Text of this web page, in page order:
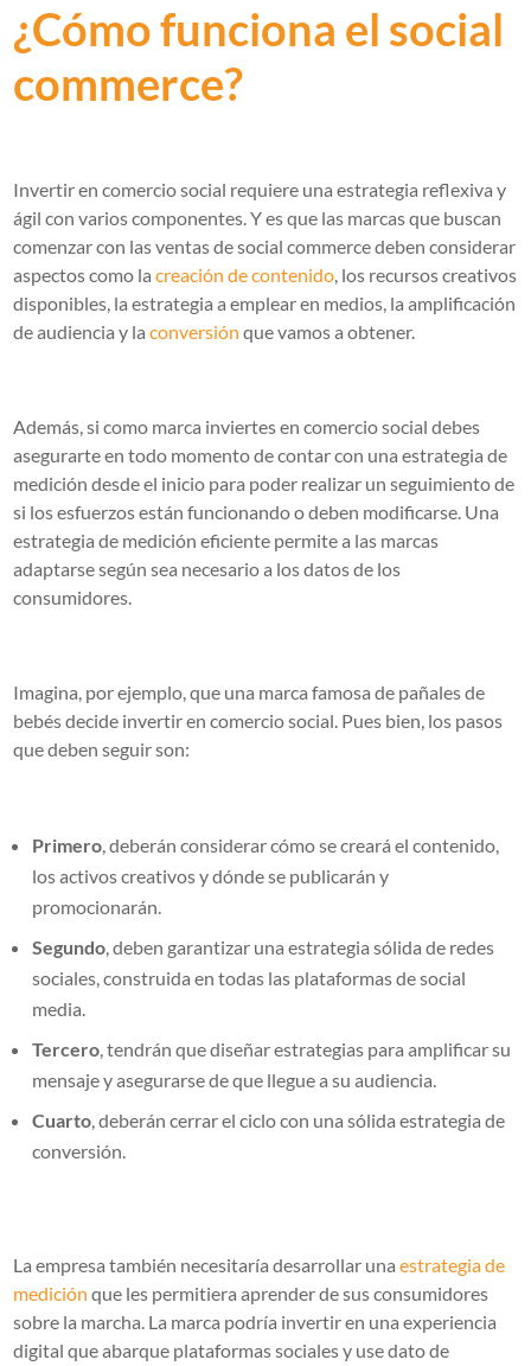
¿Cómo funciona el social
commerce?
Invertir en comercio social requiere una estrategia reflexiva y
ágil con varios componentes. Y es que las marcas que buscan
comenzar con las ventas de social commerce deben considerar
aspectos como lacreación de contenido, los recursos creativos
disponibles, la estrategia a emplear en medios, la amplificación
de audiencia y laconversiónque vamos a obtener.
Además, si como marca inviertes en comercio social debes
asegurarte en todo momento de contar con una estrategia de
medición desde el inicio para poder realizar un seguimiento de
si los esfuerzos están funcionando o deben modificarse. Una
estrategia de medición eficiente permite a las marcas
adaptarse según sea necesario a los datos de los
consumidores.
Imagina, por ejemplo, que una marca famosa de pañales de
bebés decide invertir en comercio social. Pues bien, los pasos
que deben seguir son:
Primero, deberán considerar cómo se creará el contenido,
los activos creativos y dónde se publicarán y
promocionarán.
Segundo, deben garantizar una estrategia sólida de redes
sociales, construida en todas las plataformas de social
media.
Tercero, tendrán que diseñar estrategias para amplificar su
mensaje y asegurarse de que llegue a su audiencia.
Cuarto, deberán cerrar el ciclo con una sólida estrategia de
conversión.
La empresa también necesitaría desarrollar una estrategia de
medición que les permitiera aprender de sus consumidores
sobre la marcha. La marca podría invertir en una experiencia
digital que abarque plataformas sociales y use dato de